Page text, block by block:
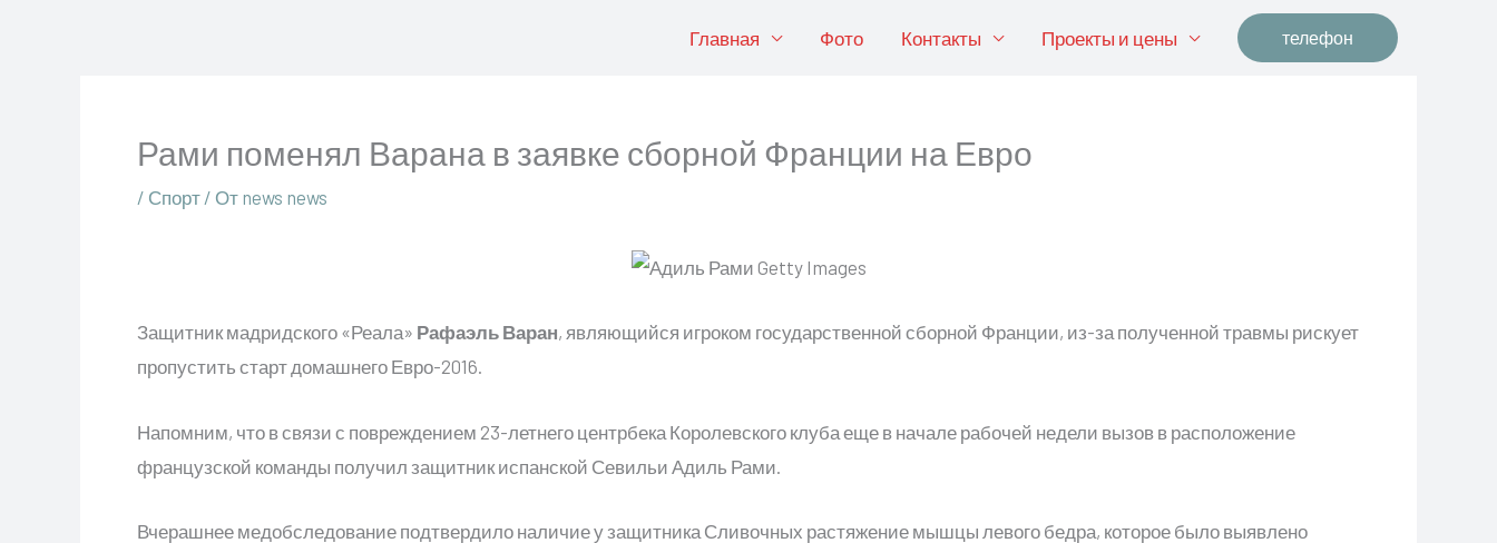
Главная Фото Контакты Проекты и цены телефон
Рами поменял Варана в заявке сборной Франции на Евро
/ Спорт / От news news
Защитник мадридского «Реала» Рафаэль Варан, являющийся игроком государственной сборной Франции, из-за полученной травмы рискует
пропустить старт домашнего Евро-2016.
Напомним, что в связи с повреждением 23-летнего центрбека Королевского клуба еще в начале рабочей недели вызов в расположение
французской команды получил защитник испанской Севильи Адиль Рами.
Вчерашнее медобследование подтвердило наличие у защитника Сливочных растяжение мышцы левого бедра, которое было выявлено